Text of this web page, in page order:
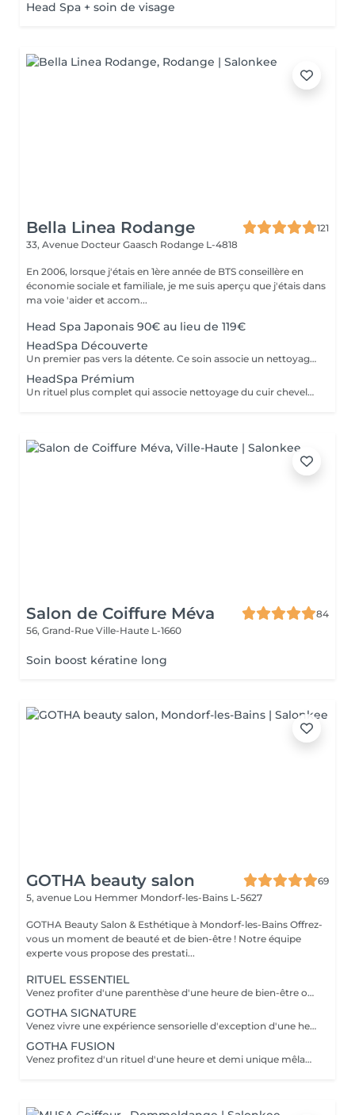
Head Spa + soin de visage
Bella Linea Rodange
121
33, Avenue Docteur Gaasch Rodange L-4818
En 2006, lorsque j'étais en 1ère année de BTS conseillère en
économie sociale et familiale, je me suis aperçu que j'étais dans
ma voie 'aider et accom...
Head Spa Japonais 90€ au lieu de 119€
HeadSpa Découverte
Un premier pas vers la détente. Ce soin associe un nettoyage doux du cuir chevelu à un massage relaxant qui stimule la circulation et libère les tensions. Idéal pour découvrir l'expérience Head Spa et profiter d'un moment de bien-être immédiat.
HeadSpa Prémium
Un rituel plus complet qui associe nettoyage du cuir chevelu, massage profond et soins spécifiques adaptés à vos besoins (hydratation, apaisement, vitalité). L'utilisation de vapeur permet de renforcer l'efficacité des soins et d'apporter une relaxation encore plus intense.
Salon de Coiffure Méva
84
56, Grand-Rue Ville-Haute L-1660
Soin boost kératine long
GOTHA beauty salon
69
5, avenue Lou Hemmer Mondorf-les-Bains L-5627
GOTHA Beauty Salon & Esthétique à Mondorf-les-Bains Offrez-
vous un moment de beauté et de bien-être ! Notre équipe
experte vous propose des prestati...
RITUEL ESSENTIEL
Venez profiter d'une parenthèse d'une heure de bien-être où cuir chevelu et cheveux sont sublimés grâce à des soins personnalisés. Laissez-vous guider dans une première immersion douce et profondément relaxante.
GOTHA SIGNATURE
Venez vivre une expérience sensorielle d'exception d'une heure et demi, où chaque geste vous enveloppe dans un lâcher-prise absolu. Laissez-vous porter par un rituel profond, alliant détente, raffinement et évasion.
GOTHA FUSION
Venez profitez d'un rituel d'une heure et demi unique mêlant head spa et soin du visage pour une harmonie parfaite entre éclat et relaxation. Laissez-vous transporter dans une expérience enveloppante, où le corps et l'esprit se relâchent pleinement.